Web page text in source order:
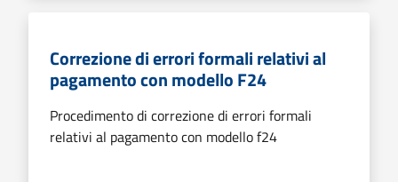
Correzione di errori formali relativi al
pagamento con modello F24
Procedimento di correzione di errori formali
relativi al pagamento con modello f24